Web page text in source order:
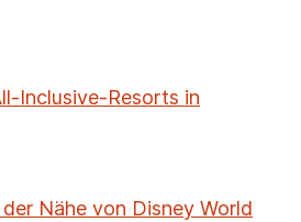
Inclusive-Resorts in
Nähe von Disney World